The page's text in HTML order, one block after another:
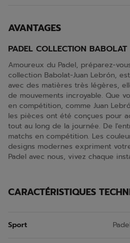
AVANTAGES
PADEL COLLECTION
Amoureux du Padel, préparez-
collection Babolat-Juan Lebrón,
avec des matières très légères,
de mouvements incroyable. Que
en compétition, comme Juan
les pièces ont été conçues pour
tout au long de la journée. De
matchs en compétition. Les
designs modernes expriment
Padel avec nous, vivez chaque
CARACTÉRISTIQUES
Sport